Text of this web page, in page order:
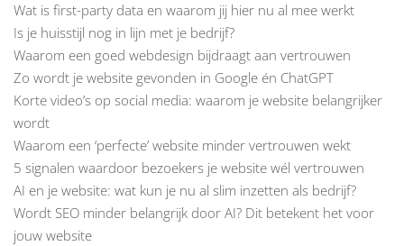
Wat is first-party data en waarom jij hier nu al mee werkt
Is je huisstijl nog in lijn met je bedrijf?
Waarom een goed webdesign bijdraagt aan vertrouwen
Zo wordt je website gevonden in Google én ChatGPT
Korte video’s op social media: waarom je website belangrijker
wordt
Waarom een ‘perfecte’ website minder vertrouwen wekt
5 signalen waardoor bezoekers je website wél vertrouwen
AI en je website: wat kun je nu al slim inzetten als bedrijf?
Wordt SEO minder belangrijk door AI? Dit betekent het voor
jouw website